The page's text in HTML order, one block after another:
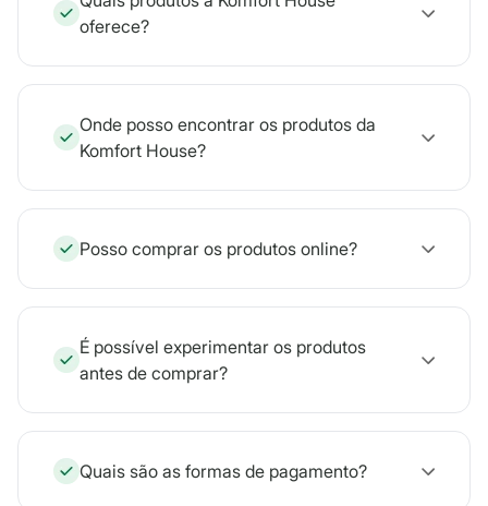
oferece?
Onde posso encontrar os produtos da
Komfort House?
Posso comprar os produtos online?
É possível experimentar os produtos
antes de comprar?
Quais são as formas de pagamento?